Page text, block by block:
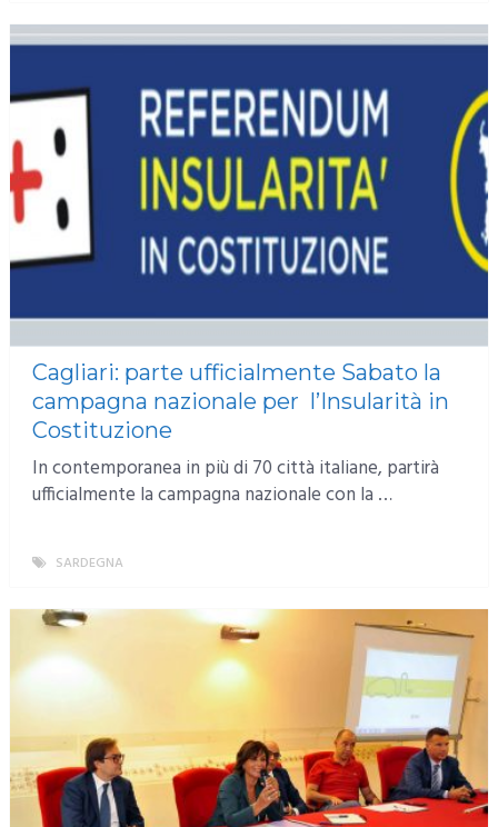
Cagliari: parte ufficialmente Sabato la
campagna nazionale per l’Insularità in
Costituzione
In contemporanea in più di 70 città italiane, partirà
ufficialmente la campagna nazionale con la …
SARDEGNA